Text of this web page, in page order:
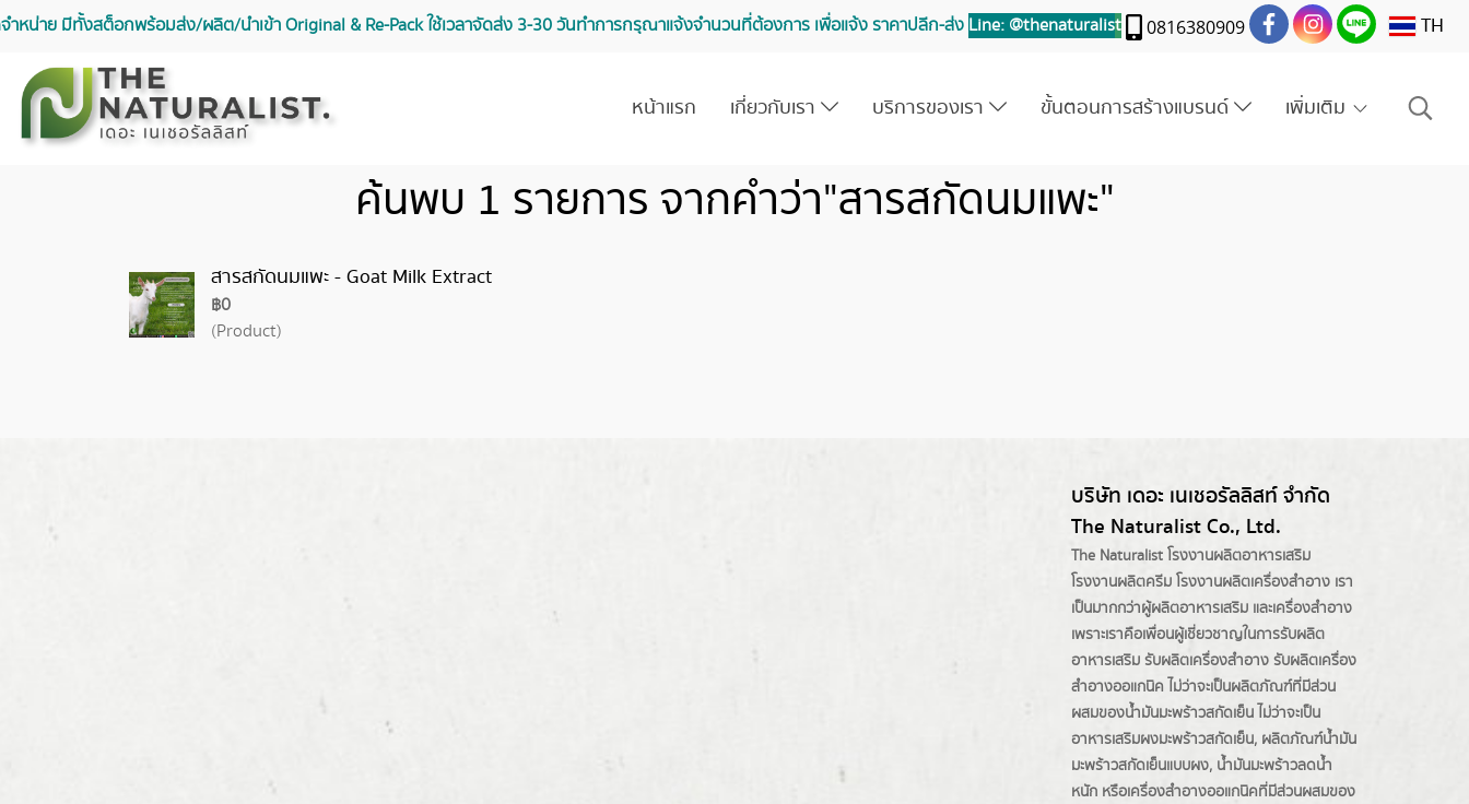
น่าย มีทั้งสต็อกพร้อมส่ง/ผลิต/นำเข้า Original & Re-Pack ใช้เวลาจัดส่ง 3-30 วันทำการ กรุณาแจ้งจำนวนที่ต้องการ เพื่อแจ้ง ราคาปลีก-ส่ง Line: @thenaturalist 0816380909 TH
หน้าแรก เกี่ยวกับเรา บริการของเรา ขั้นตอนการสร้างแบรนด์ เพิ่มเติม
ค้นพบ 1 รายการ จากคำว่า"สารสกัดนมแพะ"
สารสกัดนมแพะ - Goat Milk Extract
฿0
(Product)
บริษัท เดอะ เนเชอรัลลิสท์ จำกัด
The Naturalist Co., Ltd.
The Naturalist โรงงานผลิตอาหารเสริม
โรงงานผลิตครีมโรงงานผลิตเครื่องสำอาง เรา
เป็นมากกว่าผู้ผลิตอาหารเสริมและเครื่องสำอาง
เพราะเราคือเพื่อนผู้เชี่ยวชาญในการรับผลิต
อาหารเสริม รับผลิตเครื่องสำอาง รับผลิตเครื่อง
สำอางออแกนิค ไม่ว่าจะเป็นผลิตภัณฑ์ที่มีส่วน
ผสมของน้ำมันมะพร้าวสกัดเย็น ไม่ว่าจะเป็น
อาหารเสริมผงมะพร้าวสกัดเย็น, ผลิตภัณฑ์น้ำมัน
มะพร้าวสกัดเย็นแบบผง, น้ำมันมะพร้าวลดน้ำ
หนักหรือเครื่องสำอางออแกนิคที่มีส่วนผสมของ